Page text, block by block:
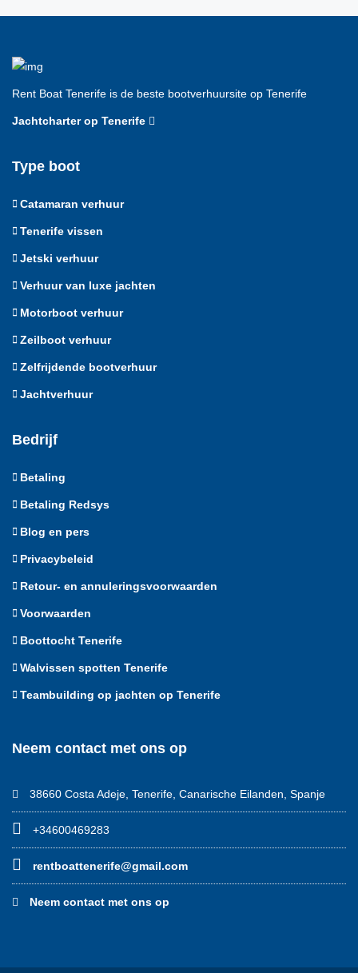
Rent Boat Tenerife is de beste bootverhuursite op Tenerife
Jachtcharter op Tenerife
Type boot
Catamaran verhuur
Tenerife vissen
Jetski verhuur
Verhuur van luxe jachten
Motorboot verhuur
Zeilboot verhuur
Zelfrijdende bootverhuur
Jachtverhuur
Bedrijf
Betaling
Betaling Redsys
Blog en pers
Privacybeleid
Retour- en annuleringsvoorwaarden
Voorwaarden
Boottocht Tenerife
Walvissen spotten Tenerife
Teambuilding op jachten op Tenerife
Neem contact met ons op
38660 Costa Adeje, Tenerife, Canarische Eilanden, Spanje
+34600469283
rentboattenerife@gmail.com
Neem contact met ons op